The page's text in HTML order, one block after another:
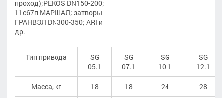
проход);PEKOS DN150-200;
11с67п МАРШАЛ; затворы
ГРАНВЭЛ DN300-350; ARI и
др.
Тип привода
SG
05.1
SG
07.1
SG
10.1
SG
12.1
Масса, кг 18 18 24 28